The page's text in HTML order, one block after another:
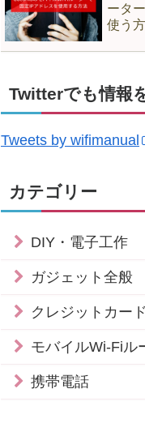
ータ
使う
Twitterでも情報
Tweets by wifimanual
カテゴリー
DIY・電子工作
ガジェット全般
クレジットカード
モバイルWi-Fiル
携帯電話